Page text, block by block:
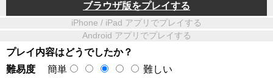
ブラウザ版をプレイする
iPhone / iPad アプリでプレイする
Android アプリでプレイする
プレイ内容はどうでしたか？
難易度
簡単
難しい